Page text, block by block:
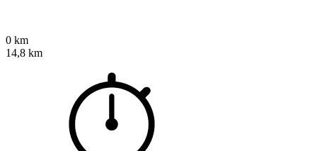
0 km
14,8 km